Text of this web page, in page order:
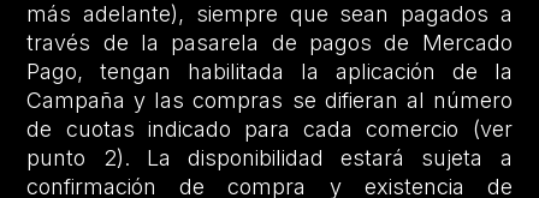
más adelante), siempre que sean pagados a
través de la pasarela de pagos de Mercado
Pago, tengan habilitada la aplicación de la
Campaña y las compras se difieran al número
de cuotas indicado para cada comercio (ver
punto 2). La disponibilidad estará sujeta a
confirmación de compra y existencia de